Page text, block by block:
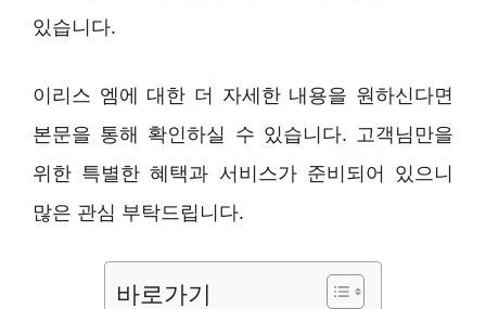
있습니다.
이리스 엠에 대한 더 자세한 내용을 원하신다면
본문을 통해 확인하실 수 있습니다. 고객님만을
위한 특별한 혜택과 서비스가 준비되어 있으니
많은 관심 부탁드립니다.
바로가기